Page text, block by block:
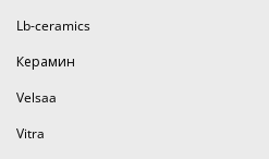
Lb-ceramics
Керамин
Velsaa
Vitra